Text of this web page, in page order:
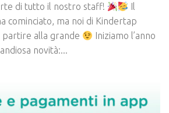
di tutto il nostro staff!
Il
cominciato, ma noi di Kindertap
alla grande
Iniziamo l’anno
novità:...